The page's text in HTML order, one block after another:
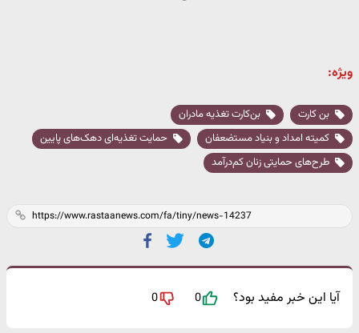
ویژه:
بن کارت
بن‌کارت تغذیه مادران
کمیته امداد و بنیاد مستضعفان
حمایت تغذیه‌ای دهک‌های پایین
طرح‌های حمایتی زنان کم‌درآمد
آیا این خبر مفید بود؟ 0
0